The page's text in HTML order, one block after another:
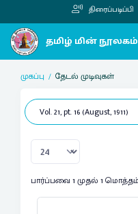
திரைப்படிப்பி
முகப்பு தேடல் முடிவுகள்
பார்ப்பவை 1 முதல் 1 மொத்தம்